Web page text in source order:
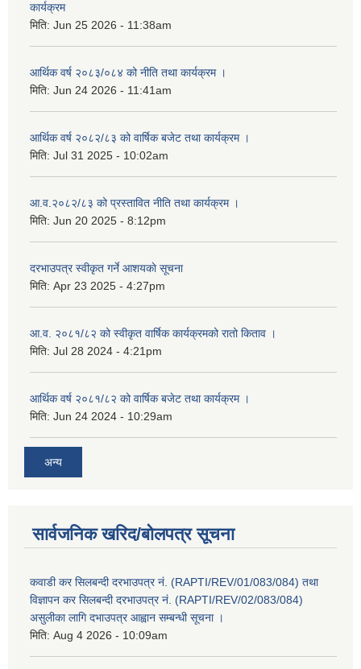
कार्यक्रम
मिति: Jun 25 2026 - 11:38am
आर्थिक वर्ष २०८३/०८४ को नीति तथा कार्यक्रम ।
मिति: Jun 24 2026 - 11:41am
आर्थिक वर्ष २०८२/८३ को वार्षिक बजेट तथा कार्यक्रम ।
मिति: Jul 31 2025 - 10:02am
आ.व.२०८२/८३ को प्रस्तावित नीति तथा कार्यक्रम ।
मिति: Jun 20 2025 - 8:12pm
दरभाउपत्र स्वीकृत गर्ने आशयकाे सूचना
मिति: Apr 23 2025 - 4:27pm
आ.व. २०८१/८२ को स्वीकृत वार्षिक कार्यक्रमको रातो किताव ।
मिति: Jul 28 2024 - 4:21pm
आर्थिक वर्ष २०८१/८२ को वार्षिक बजेट तथा कार्यक्रम ।
मिति: Jun 24 2024 - 10:29am
अन्य
सार्वजनिक खरिद/बोलपत्र सूचना
कवाडी कर सिलबन्दी दरभाउपत्र नं. (RAPTI/REV/01/083/084) तथा
विज्ञापन कर सिलबन्दी दरभाउपत्र नं. (RAPTI/REV/02/083/084)
असुलीका लागि दभाउपत्र आह्वान सम्बन्धी सूचना ।
मिति: Aug 4 2026 - 10:09am